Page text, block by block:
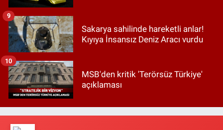
Sakarya sahilinde hareketli anlar!
Kıyıya İnsansız Deniz Aracı vurdu
9
MSB'den kritik 'Terörsüz Türkiye'
açıklaması
10